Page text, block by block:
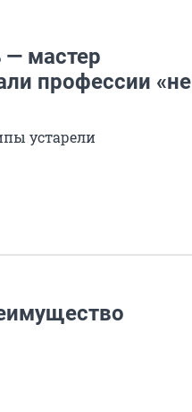
мастер
профессии «не
устарели